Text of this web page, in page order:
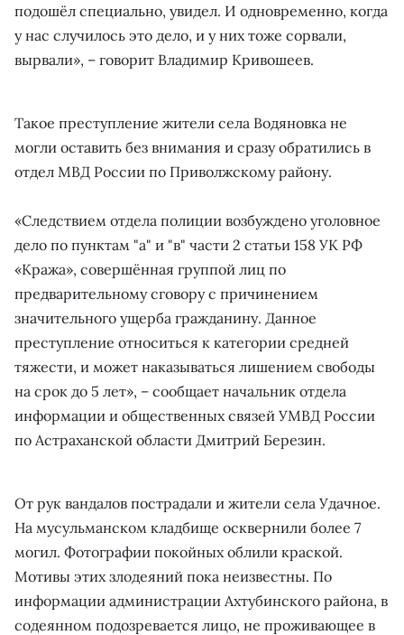
подошёл специально, увидел. И одновременно, когда
у нас случилось это дело, и у них тоже сорвали,
вырвали», – говорит Владимир Кривошеев.
Такое преступление жители села Водяновка не
могли оставить без внимания и сразу обратились в
отдел МВД России по Приволжскому району.
«Следствием отдела полиции возбуждено уголовное
дело по пунктам "а" и "в" части 2 статьи 158 УК РФ
«Кража», совершённая группой лиц по
предварительному сговору с причинением
значительного ущерба гражданину. Данное
преступление относиться к категории средней
тяжести, и может наказываться лишением свободы
на срок до 5 лет», – сообщает начальник отдела
информации и общественных связей УМВД России
по Астраханской области Дмитрий Березин.
От рук вандалов пострадали и жители села Удачное.
На мусульманском кладбище осквернили более 7
могил. Фотографии покойных облили краской.
Мотивы этих злодеяний пока неизвестны. По
информации администрации Ахтубинского района, в
содеянном подозревается лицо, не проживающее в